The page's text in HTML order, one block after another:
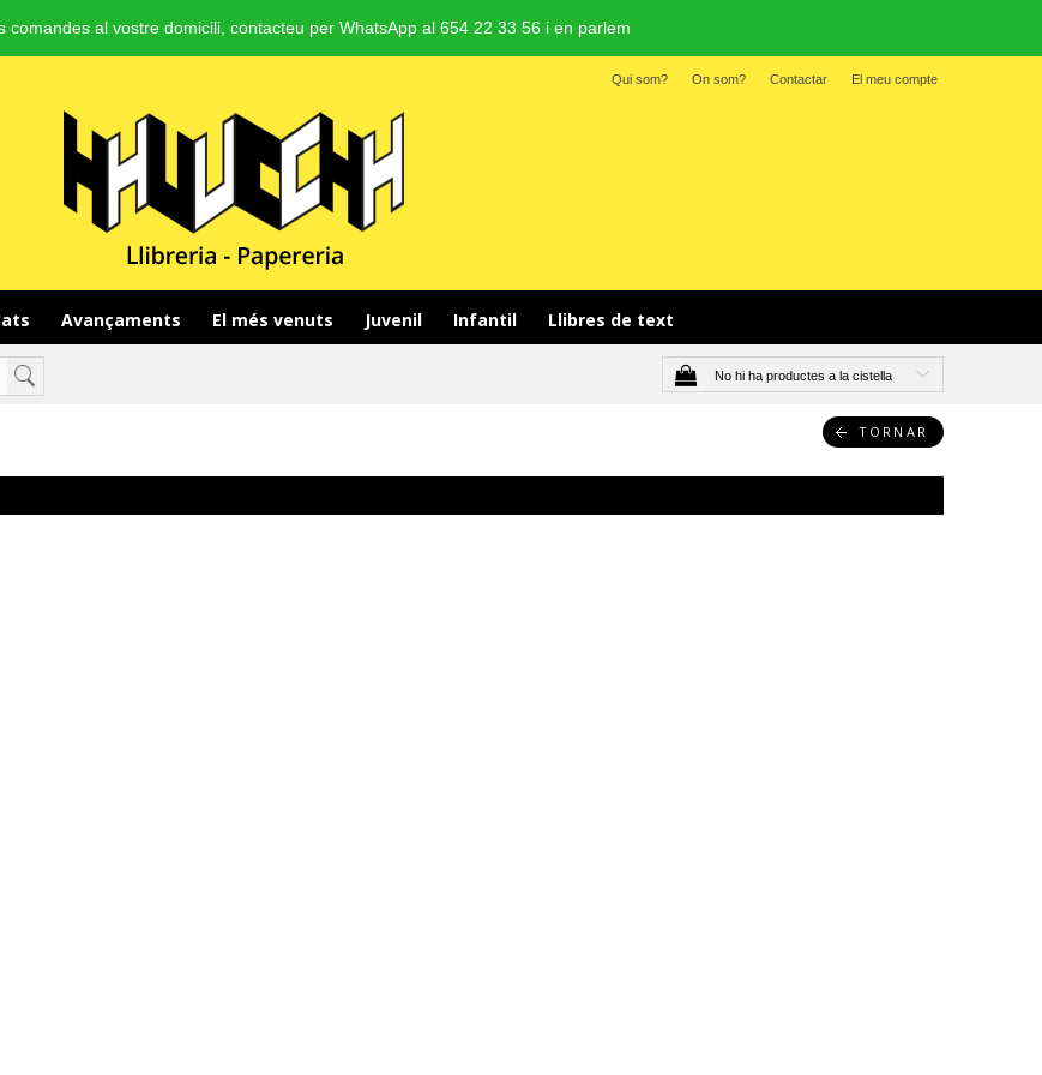
comandes al vostre domicili, contacteu per WhatsApp al 654 22 33 56 i en parlem
Qui som? On som? Contactar El meu compte
Avançaments El més venuts Juvenil Infantil Llibres de text
No hi ha productes a la cistella
TORNAR